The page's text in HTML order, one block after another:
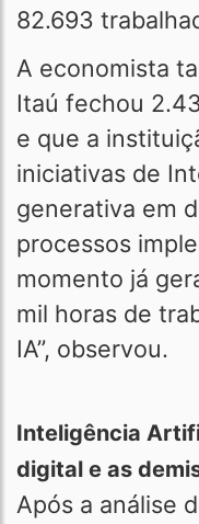
82.693
A economista
Itaú fechou
e que a
iniciativas de
generativa em
processos
momento já
mil horas de
IA”, observou.
Inteligência
digital e as
Após a análise